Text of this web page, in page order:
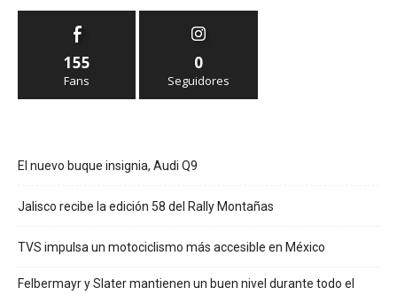
155
Fans
0
Seguidores
El nuevo buque insignia, Audi Q9
Jalisco recibe la edición 58 del Rally Montañas
TVS impulsa un motociclismo más accesible en México
Felbermayr y Slater mantienen un buen nivel durante todo el